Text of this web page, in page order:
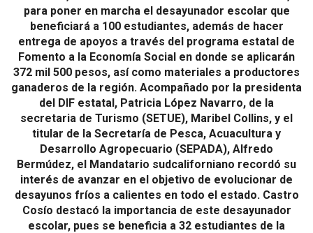
para poner en marcha el desayunador escolar que
beneficiará a 100 estudiantes, además de hacer
entrega de apoyos a través del programa estatal de
Fomento a la Economía Social en donde se aplicarán
372 mil 500 pesos, así como materiales a productores
ganaderos de la región. Acompañado por la presidenta
del DIF estatal, Patricia López Navarro, de la
secretaria de Turismo (SETUE), Maribel Collins, y el
titular de la Secretaría de Pesca, Acuacultura y
Desarrollo Agropecuario (SEPADA), Alfredo
Bermúdez, el Mandatario sudcaliforniano recordó su
interés de avanzar en el objetivo de evolucionar de
desayunos fríos a calientes en todo el estado. Castro
Cosío destacó la importancia de este desayunador
escolar, pues se beneficia a 32 estudiantes de la